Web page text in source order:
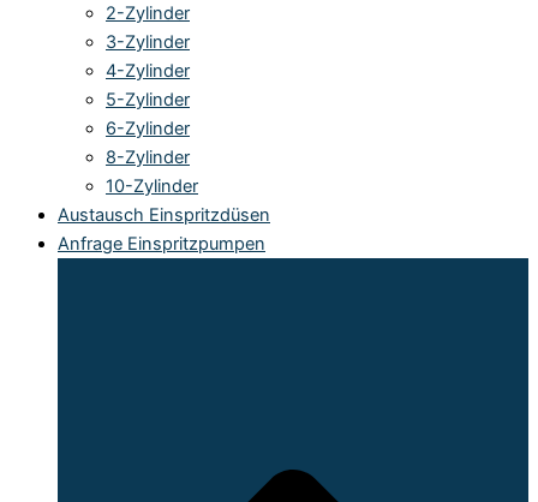
2-Zylinder
3-Zylinder
4-Zylinder
5-Zylinder
6-Zylinder
8-Zylinder
10-Zylinder
Austausch Einspritzdüsen
Anfrage Einspritzpumpen